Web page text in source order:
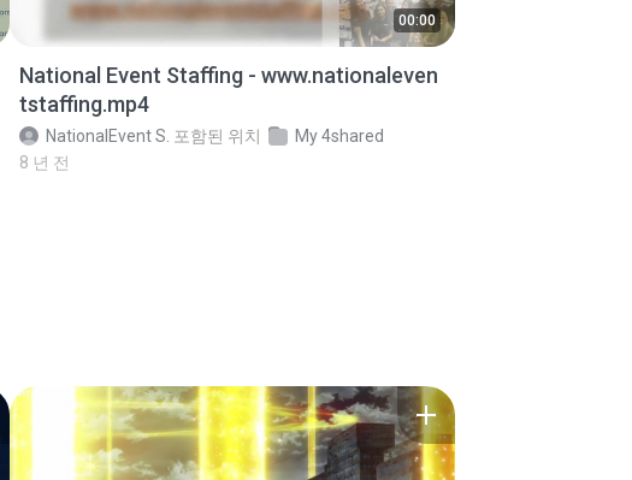
00:00
National Event Staffing - www.nationaleven
tstaffing.mp4
NationalEvent S. 포함된 위치
My 4shared
8 년 전